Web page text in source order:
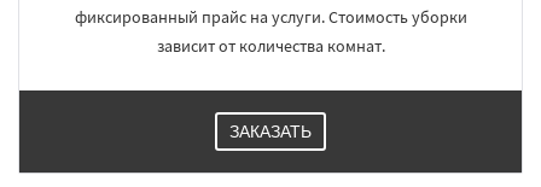
фиксированный прайс на услуги. Стоимость уборки
зависит от количества комнат.
ЗАКАЗАТЬ